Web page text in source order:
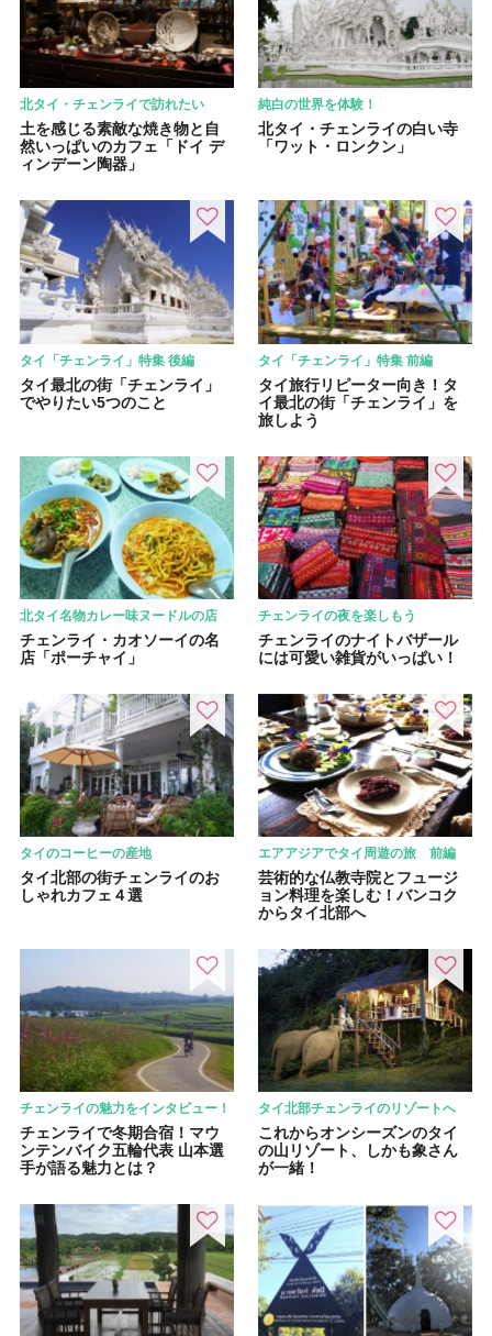
北タイ・チェンライで訪れたい
土を感じる素敵な焼き物と自
然いっぱいのカフェ「ドイ デ
ィンデーン陶器」
純白の世界を体験！
北タイ・チェンライの白い寺
「ワット・ロンクン」
タイ「チェンライ」特集 後編
タイ最北の街「チェンライ」
でやりたい5つのこと
タイ「チェンライ」特集 前編
タイ旅行リピーター向き！タ
イ最北の街「チェンライ」を
旅しよう
北タイ名物カレー味ヌードルの店
チェンライ・カオソーイの名
店「ポーチャイ」
チェンライの夜を楽しもう
チェンライのナイトバザール
には可愛い雑貨がいっぱい！
タイのコーヒーの産地
タイ北部の街チェンライのお
しゃれカフェ４選
エアアジアでタイ周遊の旅 前編
芸術的な仏教寺院とフュージ
ョン料理を楽しむ！バンコク
からタイ北部へ
チェンライの魅力をインタビュー！
チェンライで冬期合宿！マウ
ンテンバイク五輪代表 山本選
手が語る魅力とは？
タイ北部チェンライのリゾートへ
これからオンシーズンのタイ
の山リゾート、しかも象さん
が一緒！